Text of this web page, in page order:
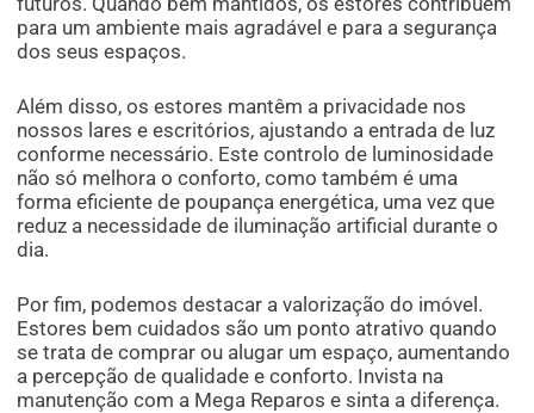
para um ambiente mais agradável e para a segurança
dos seus espaços.
Além disso, os estores mantêm a privacidade nos
nossos lares e escritórios, ajustando a entrada de luz
conforme necessário. Este controlo de luminosidade
não só melhora o conforto, como também é uma
forma eficiente de poupança energética, uma vez que
reduz a necessidade de iluminação artificial durante o
dia.
Por fim, podemos destacar a valorização do imóvel.
Estores bem cuidados são um ponto atrativo quando
se trata de comprar ou alugar um espaço, aumentando
a percepção de qualidade e conforto. Invista na
manutenção com a Mega Reparos e sinta a diferença.